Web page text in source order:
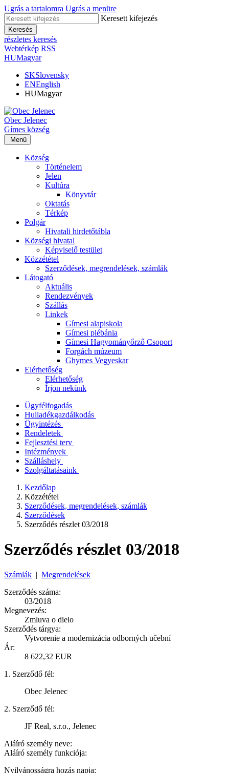
Ugrás a tartalomra Ugrás a menüre
Keresett kifejezés
Keresés
részletes keresés
Webtérkép RSS
HUMagyar
SKSlovensky
ENEnglish
HUMagyar
Obec Jelenec
Gímes község
Menü
Község
Történelem
Jelen
Kultúra
Könyvtár
Oktatás
Térkép
Polgár
Hivatali hirdetőtábla
Községi hivatal
Képviselő testület
Közzététel
Szerződések, megrendelések, számlák
Látogató
Aktuális
Rendezvények
Szállás
Linkek
Gímesi alapiskola
Gímesi plébánia
Gímesi Hagyományőrző Csoport
Forgách múzeum
Ghymes Vegyeskar
Elérhetőség
Elérhetőség
Írjon nekünk
Ügyfélfogadás
Hulladékgazdálkodás
Ügyintézés
Rendeletek
Fejlesztési terv
Intézmények
Szálláshely
Szolgáltatásaink
Kezdőlap
Közzététel
Szerződések, megrendelések, számlák
Szerződések
Szerződés részlet 03/2018
Szerződés részlet 03/2018
Számlák | Megrendelések
Szerződés száma:
03/2018
Megnevezés:
Zmluva o dielo
Szerződés tárgya:
Vytvorenie a modernizácia odborných učební
Ár:
8 622,32 EUR
1. Szerződő fél:
Obec Jelenec
2. Szerződő fél:
JF Real, s.r.o., Jelenec
Aláíró személy neve:
Aláíró személy funkciója:
Nyilvánosságra hozás napja: